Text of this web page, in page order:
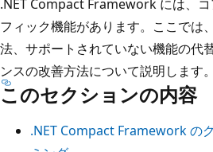
.NET Compact Framework には、
フィック機能があります。ここでは
法、サポートされていない機能の代
ンスの改善方法について説明します。
このセクションの内容
.NET Compact Framework の